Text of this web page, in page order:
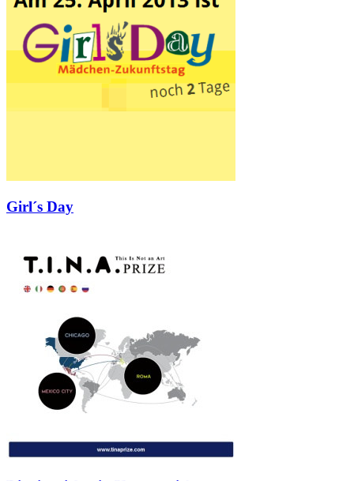
Girl´s Day